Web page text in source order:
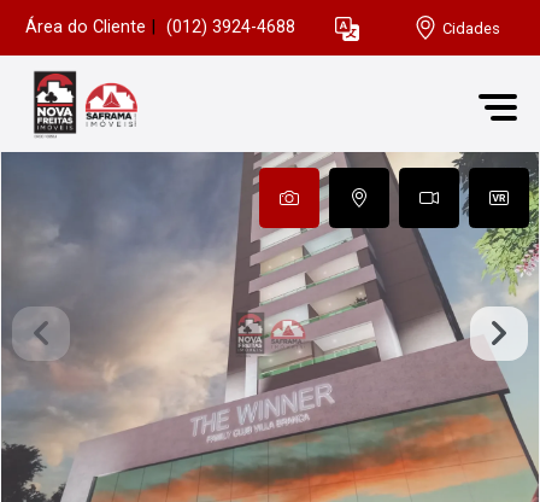
Área do Cliente (012) 3924-4688 Cidades